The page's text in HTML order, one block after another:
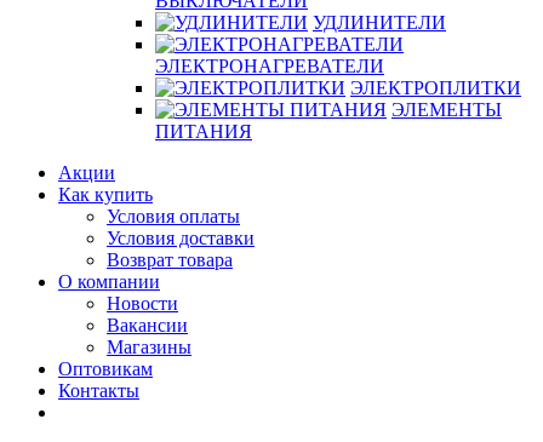
УДЛИНИТЕЛИ
ЭЛЕКТРОНАГРЕВАТЕЛИ
ЭЛЕКТРОПЛИТКИ
ЭЛЕМЕНТЫ
ПИТАНИЯ
Акции
Как купить
Условия оплаты
Условия доставки
Возврат товара
О компании
Новости
Вакансии
Магазины
Оптовикам
Контакты